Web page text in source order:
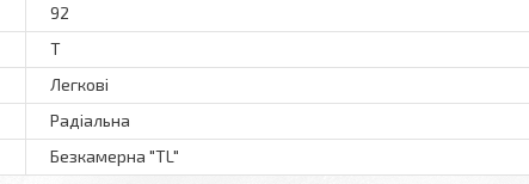
92
T
Легкові
Радіальна
Безкамерна "TL"